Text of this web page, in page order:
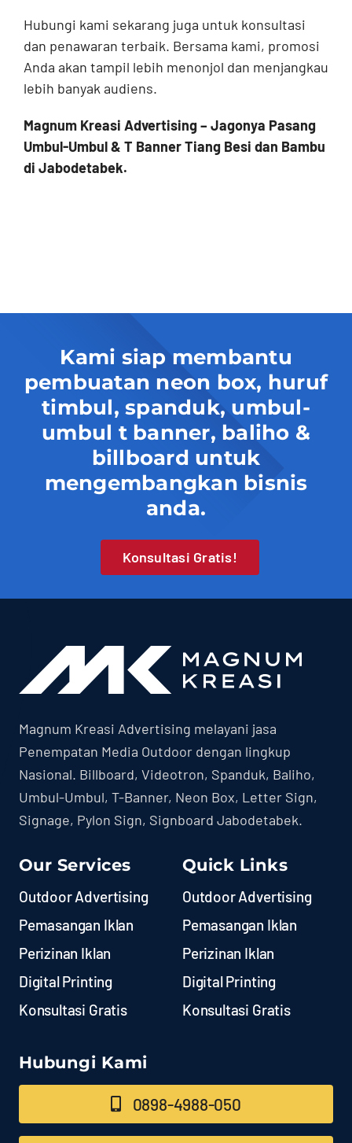
Hubungi kami sekarang juga untuk konsultasi
dan penawaran terbaik. Bersama kami, promosi
Anda akan tampil lebih menonjol dan menjangkau
lebih banyak audiens.
Magnum Kreasi Advertising – Jagonya Pasang
Umbul-Umbul & T Banner Tiang Besi dan Bambu
di Jabodetabek.
Kami siap membantu
pembuatan neon box, huruf
timbul, spanduk, umbul-
umbul t banner, baliho &
billboard untuk
mengembangkan bisnis
anda.
Konsultasi Gratis!
Magnum Kreasi Advertising melayani jasa
Penempatan Media Outdoor dengan lingkup
Nasional. Billboard, Videotron, Spanduk, Baliho,
Umbul-Umbul, T-Banner, Neon Box, Letter Sign,
Signage, Pylon Sign, Signboard Jabodetabek.
Our Services
Outdoor Advertising
Pemasangan Iklan
Perizinan Iklan
Digital Printing
Konsultasi Gratis
Quick Links
Outdoor Advertising
Pemasangan Iklan
Perizinan Iklan
Digital Printing
Konsultasi Gratis
Hubungi Kami
0898-4988-050